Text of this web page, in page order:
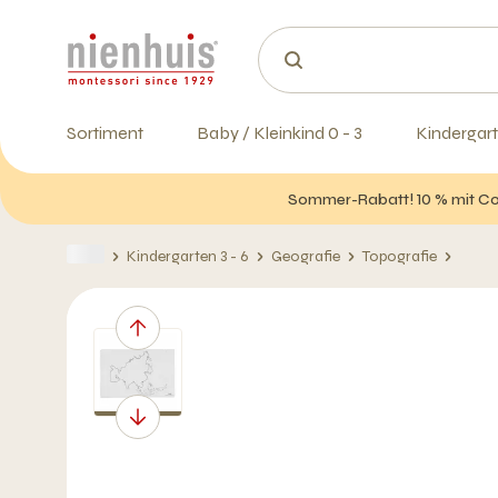
Sortiment Baby / Kleinkind 0 - 3
Sommer-Rabatt! 10 % mit
Kindergarten 3 - 6 Geografie Topografie